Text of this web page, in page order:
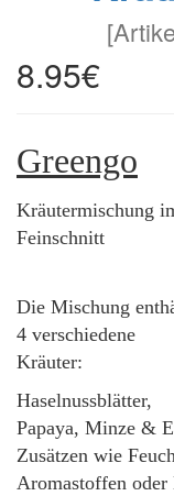
[
8.95€
Greengo
Kräutermischung
Feinschnitt
Die Mischung
4 verschiedene
Kräuter:
Haselnussblätter,
Papaya, Minze &
Zusätzen wie
Aromastoffen oder